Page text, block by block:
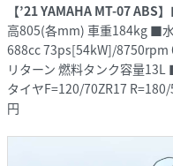
【’21 YAMAHA MT-07 ABS】
高805(各mm) 車重184kg ■
688cc 73ps[54kW]/
リターン 燃料タンク容量
タイヤF=120/70ZR17
円